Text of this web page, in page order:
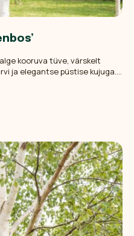
kooruva tüve, värskelt
ja elegantse püstise kujuga.